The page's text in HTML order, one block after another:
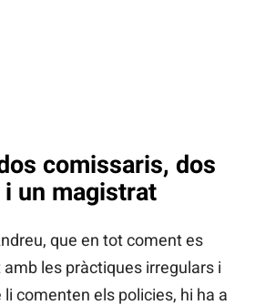
comissaris, dos
un magistrat
que en tot coment es
les pràctiques irregulars i
comenten els policies, hi ha a